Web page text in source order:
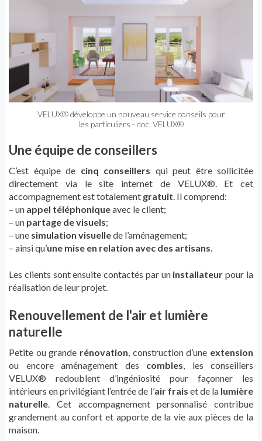
VELUX® développe un nouveau service conseils pour
les particuliers - doc. VELUX®
Une équipe de conseillers
C’est équipe de cinq conseillers qui peut être sollicitée
directement via le site internet de VELUX®. Et cet
accompagnement est totalement gratuit. Il comprend:
– un appel téléphoniqueavec le client;
– un partage de visuels;
– une simulation visuellede l’aménagement;
– ainsi qu’une mise en relation avec des artisans.
Les clients sont ensuite contactés par un installateur pour la
réalisation de leur projet.
Renouvellement de l'air et lumière
naturelle
Petite ou grande rénovation, construction d’une extension
ou encore aménagement des combles, les conseillers
VELUX® redoublent d’ingéniosité pour façonner les
intérieurs en privilégiant l’entrée de l’air frais et de la lumière
naturelle. Cet accompagnement personnalisé contribue
grandement au confort et apporte de la vie aux pièces de la
maison.